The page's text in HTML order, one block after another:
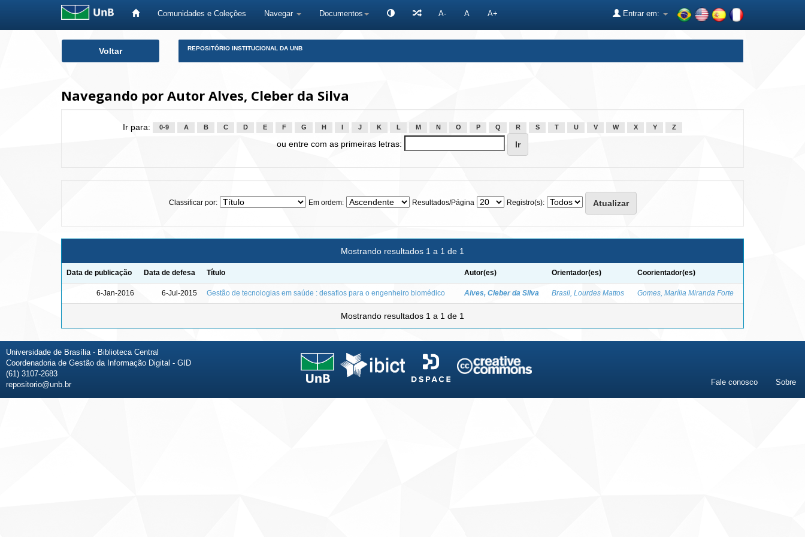
Comunidades e Coleções Navegar Documentos A- A A+ Entrar em:
Voltar REPOSITÓRIO INSTITUCIONAL DA UNB
Navegando por Autor Alves, Cleber da Silva
Ir para: 0-9 A B C D E F G H J K L M N O P Q R S T U V W X Y Z
ou entre com as primeiras letras:
Classificar por: Em ordem: Resultados/Página Registro(s):
Mostrando resultados 1 a 1 de 1
Data de publicação Data de defesa Título Autor(es) Orientador(es) Coorientador(es)
6-Jan-2016 6-Jul-2015 Gestão de tecnologias em saúde : desafios para o engenheiro biomédico Alves, Cleber da Silva Brasil, Lourdes Mattos Gomes, Marília Miranda Forte
Mostrando resultados 1 a 1 de 1
Universidade de Brasília - Biblioteca Central
Coordenadoria de Gestão da Informação Digital - GID
(61) 3107-2683
repositorio@unb.br
Fale conosco Sobre